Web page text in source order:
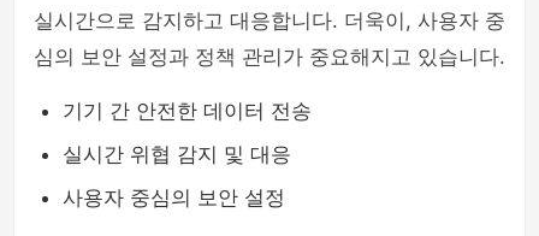
실시간으로 감지하고 대응합니다. 더욱이, 사용자 중
심의 보안 설정과 정책 관리가 중요해지고 있습니다.
기기 간 안전한 데이터 전송
실시간 위협 감지 및 대응
사용자 중심의 보안 설정